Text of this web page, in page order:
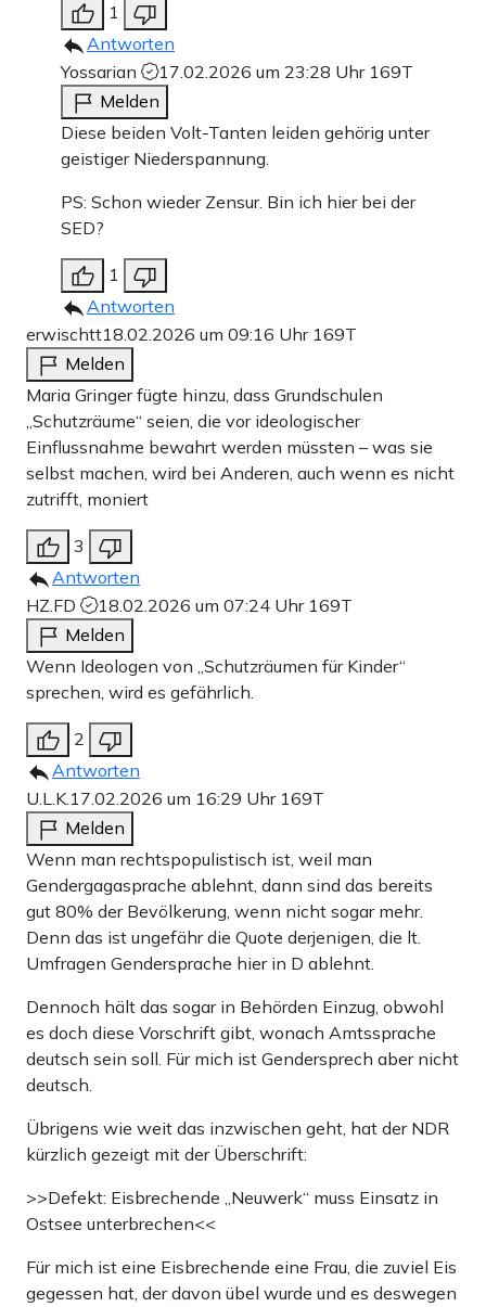
1
Antworten
Yossarian
17.02.2026 um 23:28 Uhr 169T
Melden
Diese beiden Volt-Tanten leiden gehörig unter
geistiger Niederspannung.
PS: Schon wieder Zensur. Bin ich hier bei der
SED?
1
Antworten
erwischtt18.02.2026 um 09:16 Uhr 169T
Melden
Maria Gringer fügte hinzu, dass Grundschulen
„Schutzräume“ seien, die vor ideologischer
Einflussnahme bewahrt werden müssten – was sie
selbst machen, wird bei Anderen, auch wenn es nicht
zutrifft, moniert
3
Antworten
HZ.FD
18.02.2026 um 07:24 Uhr 169T
Melden
Wenn Ideologen von „Schutzräumen für Kinder“
sprechen, wird es gefährlich.
2
Antworten
U.L.K.17.02.2026 um 16:29 Uhr 169T
Melden
Wenn man rechtspopulistisch ist, weil man
Gendergagasprache ablehnt, dann sind das bereits
gut 80% der Bevölkerung, wenn nicht sogar mehr.
Denn das ist ungefähr die Quote derjenigen, die lt.
Umfragen Gendersprache hier in D ablehnt.
Dennoch hält das sogar in Behörden Einzug, obwohl
es doch diese Vorschrift gibt, wonach Amtssprache
deutsch sein soll. Für mich ist Gendersprech aber nicht
deutsch.
Übrigens wie weit das inzwischen geht, hat der NDR
kürzlich gezeigt mit der Überschrift:
>>Defekt: Eisbrechende „Neuwerk“ muss Einsatz in
Ostsee unterbrechen<<
Für mich ist eine Eisbrechende eine Frau, die zuviel Eis
gegessen hat, der davon übel wurde und es deswegen